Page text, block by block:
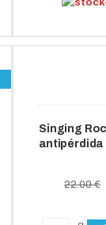
Singing
antipérdida
22.00 €